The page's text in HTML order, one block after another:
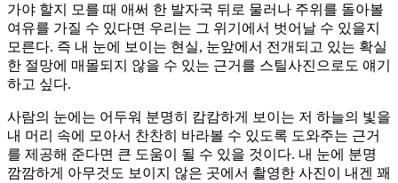
가야 할지 모를 때 애써 한 발자국 뒤로 물러나 주위를 돌아볼
여유를 가질 수 있다면 우리는 그 위기에서 벗어날 수 있을지
모른다. 즉 내 눈에 보이는 현실, 눈앞에서 전개되고 있는 확실
한 절망에 매몰되지 않을 수 있는 근거를 스틸사진으로도 얘기
하고 싶다.
사람의 눈에는 어두워 분명히 캄캄하게 보이는 저 하늘의 빛을
내 머리 속에 모아서 찬찬히 바라볼 수 있도록 도와주는 근거
를 제공해 준다면 큰 도움이 될 수 있을 것이다. 내 눈에 분명
깜깜하게 아무것도 보이지 않은 곳에서 촬영한 사진이 내겐 꽤